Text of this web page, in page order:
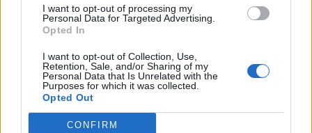
I want to opt-out of processing my
Personal Data for Targeted Advertising.
Opted In
I want to opt-out of Collection, Use,
Retention, Sale, and/or Sharing of my
Personal Data that Is Unrelated with the
Purposes for which it was collected.
Opted Out
CONFIRM
radiosveglia DAB+ D8.
E-mail LinkedIn Facebook
Mastodon
Stampa Altro